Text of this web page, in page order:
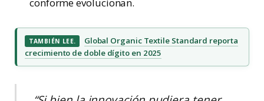
conforme evolucionan.
TAMBIÉN LEE.
Global Organic Textile Standard reporta
crecimiento de doble dígito en 2025